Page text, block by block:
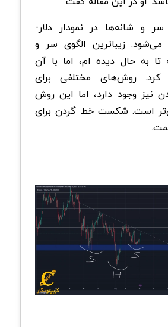
و شانه‌ها در نمودار دلار-
زیباترین الگوی سر و
به حال دیده ام، اما با آن
کرد. روش‌های مختلفی برای
نیز وجود دارد، اما این روش
است. شکست خط گردن برای